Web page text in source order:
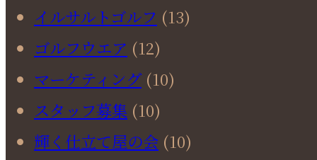
イルサルトゴルフ (13)
ゴルフウエア (12)
マーケティング(10)
スタッフ募集 (10)
輝く仕立て屋の会 (10)